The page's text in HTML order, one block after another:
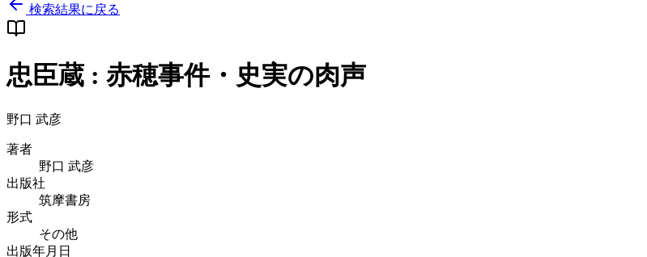
検索結果に戻る
忠臣蔵 : 赤穂事件・史実の肉声
野口 武彦
著者
野口 武彦
出版社
筑摩書房
形式
その他
出版年月日